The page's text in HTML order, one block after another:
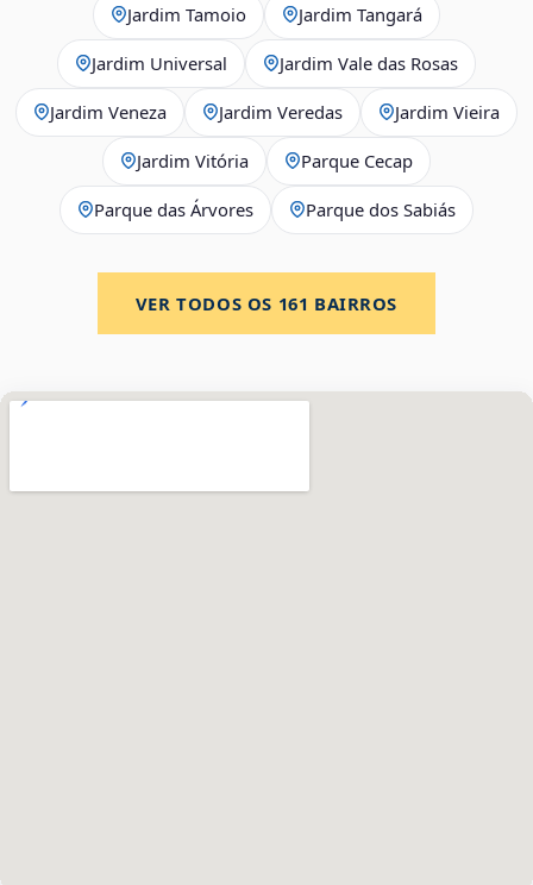
Jardim Tamoio Jardim Tangará
Jardim Universal Jardim Vale das Rosas
Jardim Veneza Jardim Veredas Jardim Vieira
Jardim Vitória Parque Cecap
Parque das Árvores Parque dos Sabiás
VER TODOS OS 161 BAIRROS